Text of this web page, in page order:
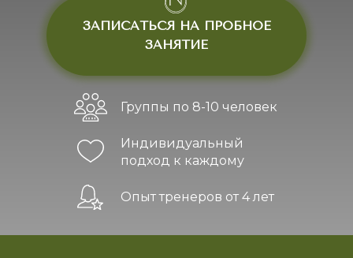
Группы по 8-10 человек
Индивидуальный
подход к каждому
Опыт тренеров от 4 лет
ЗАПИСАТЬСЯ НА ПРОБНОЕ
ЗАНЯТИЕ